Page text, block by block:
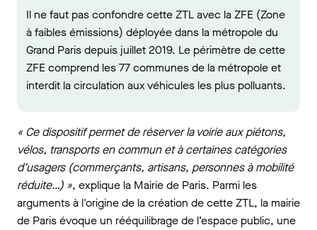
Il ne faut pas confondre cette ZTL avec la ZFE (Zone
à faibles émissions) déployée dans la métropole du
Grand Paris depuis juillet 2019. Le périmètre de cette
ZFE comprend les 77 communes de la métropole et
interdit la circulation aux véhicules les plus polluants.
« Ce dispositif permet de réserver la voirie aux piétons,
vélos, transports en commun et à certaines catégories
d’usagers (commerçants, artisans, personnes à mobilité
réduite…) », explique la Mairie de Paris. Parmi les
arguments à l'origine de la création de cette ZTL, la mairie
de Paris évoque un rééquilibrage de l’espace public, une